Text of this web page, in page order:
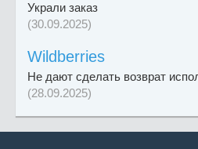
Украли заказ
(30.09.2025)
Wildberries
Не дают сделать возврат
(28.09.2025)